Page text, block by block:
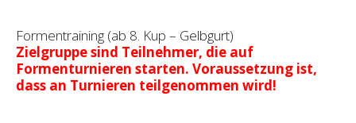
Formentraining (ab 8. Kup – Gelbgurt)
Zielgruppe sind Teilnehmer, die auf
Formenturnieren starten. Voraussetzung ist,
dass an Turnieren teilgenommen wird!